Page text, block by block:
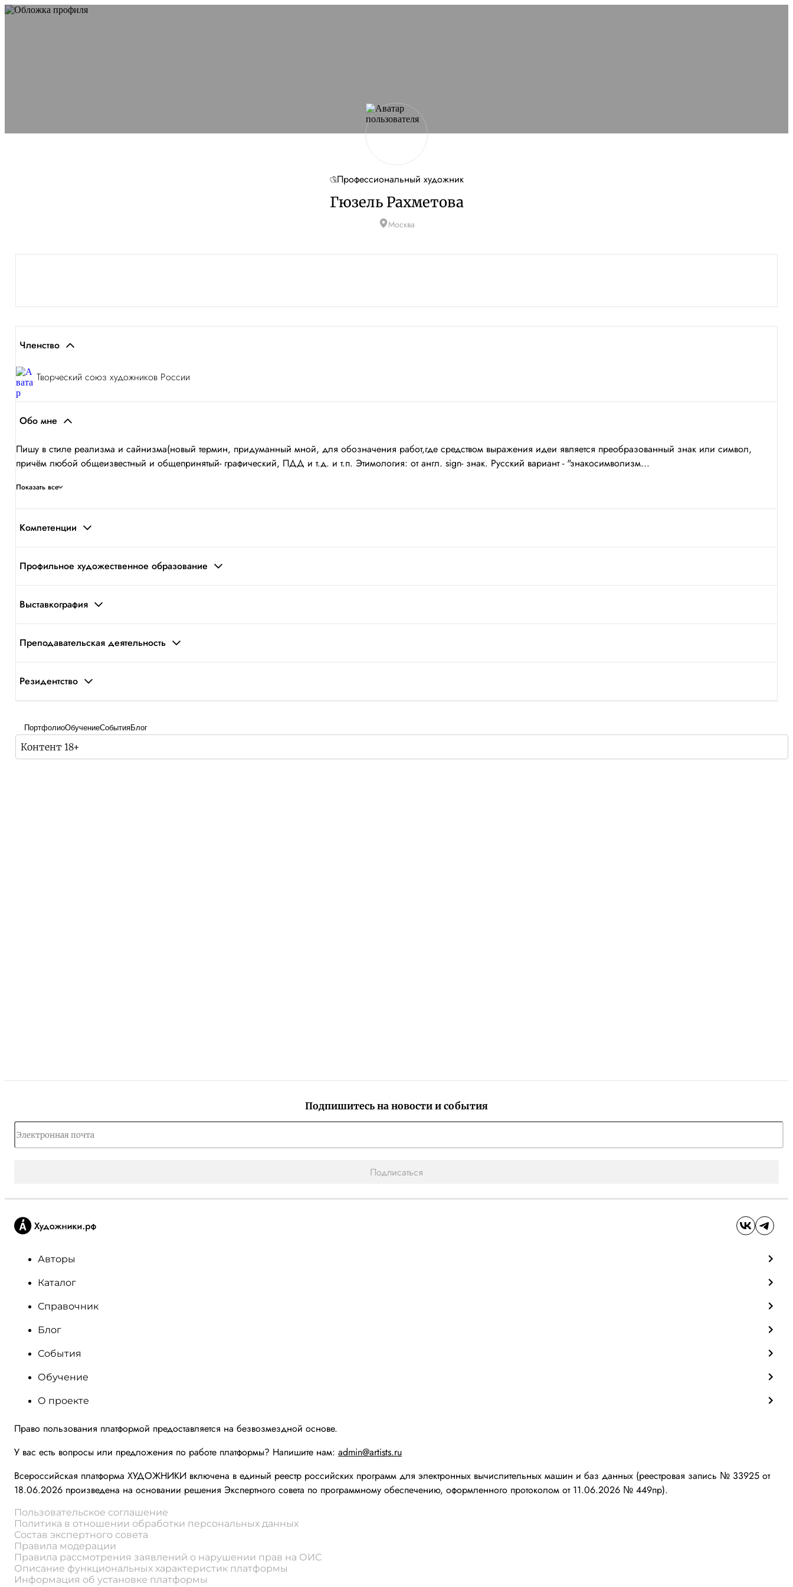
Профессиональный художник
Гюзель Рахметова
Москва
Членство
Творческий союз художников России
Обо мне
Пишу в стиле реализма и сайнизма(новый термин, придуманный мной, для обозначения работ,где средством выражения идеи является преобразованный знак или символ,
причём любой общеизвестный и общепринятый- графический, ПДД и т.д. и т.п. Этимология: от англ. sign- знак. Русский вариант - "знакосимволизм...
Показать все
Компетенции
Профильное художественное образование
Выставкография
Преподавательская деятельность
Резидентство
ПортфолиоОбучениеСобытияБлог
Контент 18+
Подпишитесь на новости и события
Подписаться
Авторы
Каталог
Справочник
Блог
События
Обучение
О проекте
Право пользования платформой предоставляется на безвозмездной основе.
У вас есть вопросы или предложения по работе платформы? Напишите нам: admin@artists.ru
Всероссийская платформа ХУДОЖНИКИ включена в единый реестр российских программ для электронных вычислительных машин и баз данных (реестровая запись № 33925 от
18.06.2026 произведена на основании решения Экспертного совета по программному обеспечению, оформленного протоколом от 11.06.2026 № 449пр).
Пользовательское соглашение
Политика в отношении обработки персональных данных
Состав экспертного совета
Правила модерации
Правила рассмотрения заявлений о нарушении прав на ОИС
Описание функциональных характеристик платформы
Информация об установке платформы